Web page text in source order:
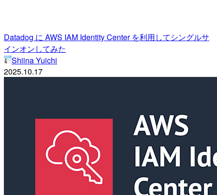
Datadog に AWS IAM Identity Center を利用してシングルサ
インオンしてみた
Shiina Yuichi
2025.10.17